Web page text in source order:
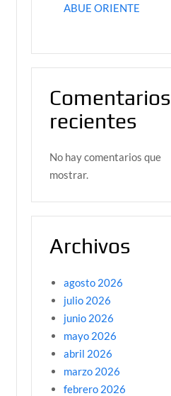
ABUE ORIENTE
Comentarios
recientes
No hay comentarios que
mostrar.
Archivos
agosto 2026
julio 2026
junio 2026
mayo 2026
abril 2026
marzo 2026
febrero 2026